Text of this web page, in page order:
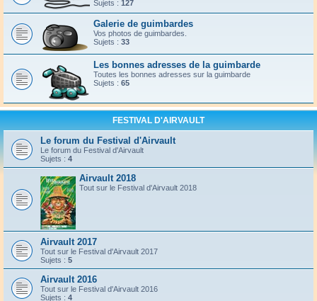
Sujets : 127
Galerie de guimbardes
Vos photos de guimbardes.
Sujets : 33
Les bonnes adresses de la guimbarde
Toutes les bonnes adresses sur la guimbarde
Sujets : 65
FESTIVAL D'AIRVAULT
Le forum du Festival d'Airvault
Le forum du Festival d'Airvault
Sujets : 4
Airvault 2018
Tout sur le Festival d'Airvault 2018
Airvault 2017
Tout sur le Festival d'Airvault 2017
Sujets : 5
Airvault 2016
Tout sur le Festival d'Airvault 2016
Sujets : 4